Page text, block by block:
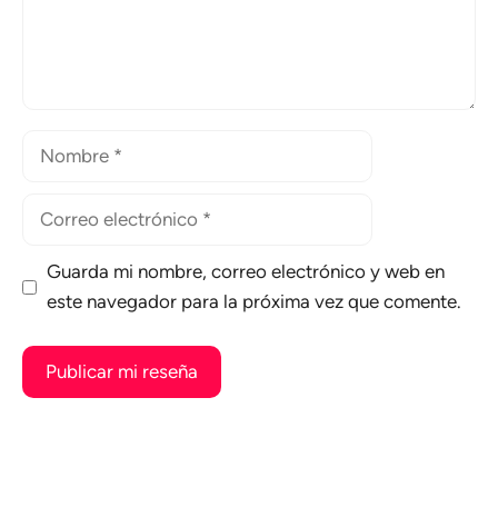
Nombre
Correo
Guarda mi nombre, correo electrónico y web en
este navegador para la próxima vez que comente.